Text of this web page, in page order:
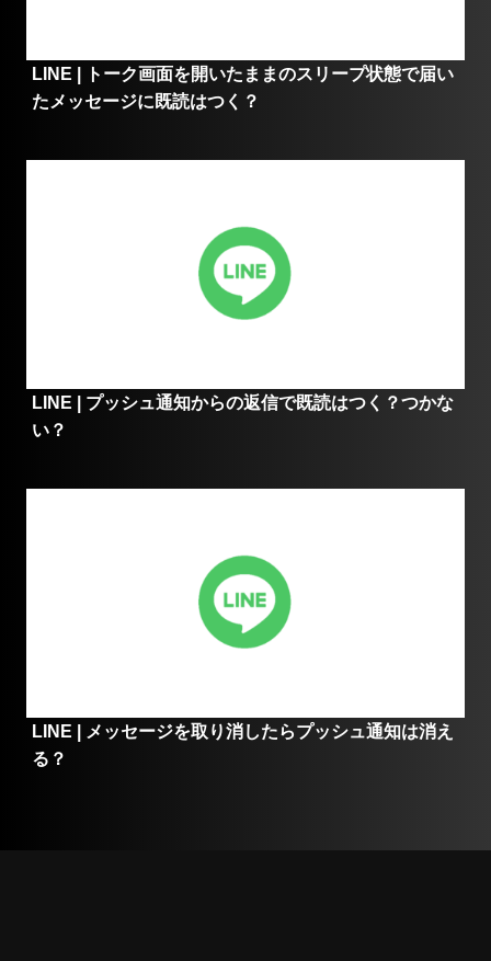
LINE | トーク画面を開いたままのスリープ状態で届い
たメッセージに既読はつく？
LINE | プッシュ通知からの返信で既読はつく？つかな
い？
LINE | メッセージを取り消したらプッシュ通知は消え
る？